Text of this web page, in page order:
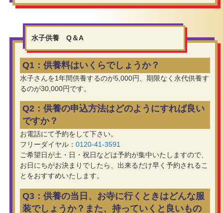
水子供養 Q＆A
Q1：供養料はいくらでしょうか？
水子さんを1年間供養するのが5,000円、期限なく永代供養す
るのが30,000円です。
Q2：供養の申込方法はどのようにすれば良い
ですか？
お電話にて予約をして下さい。
フリーダイヤル： 0120-41-3591
ご希望日が土・日・祝日などは予約が集中いたしますので、
お日にちがお決まりでしたら、出来るだけ早く予約されるこ
とをおすすめいたします。
Q3：供養の当日、お寺に行くときはどんな服
装でしょうか？また、持っていくと良いもの